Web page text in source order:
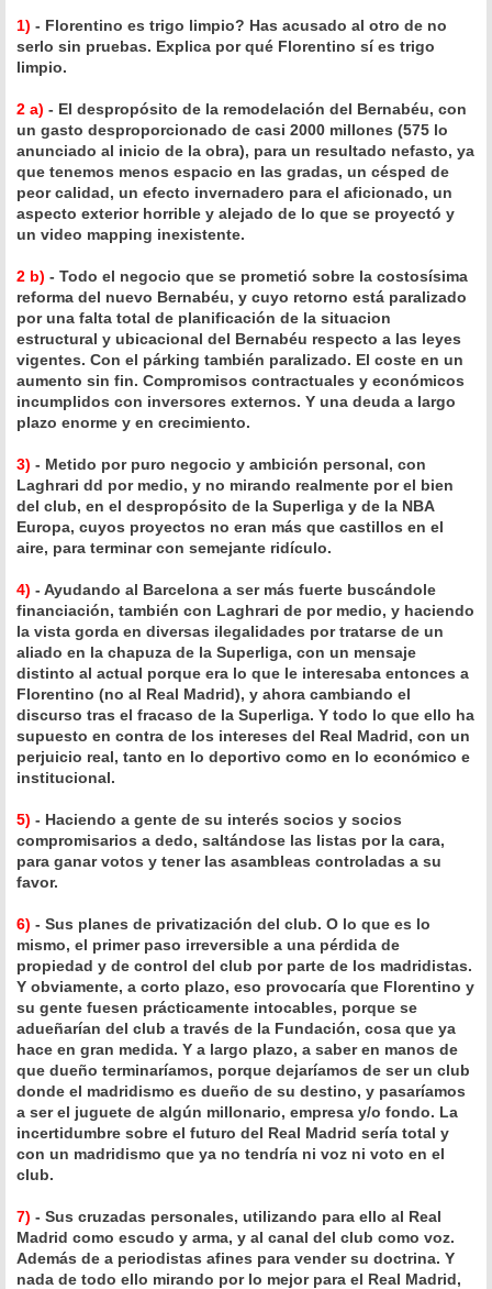
1) - Florentino es trigo limpio? Has acusado al otro de no
serlo sin pruebas. Explica por qué Florentino sí es trigo
limpio.
2 a) - El despropósito de la remodelación del Bernabéu, con
un gasto desproporcionado de casi 2000 millones (575 lo
anunciado al inicio de la obra), para un resultado nefasto, ya
que tenemos menos espacio en las gradas, un césped de
peor calidad, un efecto invernadero para el aficionado, un
aspecto exterior horrible y alejado de lo que se proyectó y
un video mapping inexistente.
2 b) - Todo el negocio que se prometió sobre la costosísima
reforma del nuevo Bernabéu, y cuyo retorno está paralizado
por una falta total de planificación de la situacion
estructural y ubicacional del Bernabéu respecto a las leyes
vigentes. Con el párking también paralizado. El coste en un
aumento sin fin. Compromisos contractuales y económicos
incumplidos con inversores externos. Y una deuda a largo
plazo enorme y en crecimiento.
3) - Metido por puro negocio y ambición personal, con
Laghrari dd por medio, y no mirando realmente por el bien
del club, en el despropósito de la Superliga y de la NBA
Europa, cuyos proyectos no eran más que castillos en el
aire, para terminar con semejante ridículo.
4) - Ayudando al Barcelona a ser más fuerte buscándole
financiación, también con Laghrari de por medio, y haciendo
la vista gorda en diversas ilegalidades por tratarse de un
aliado en la chapuza de la Superliga, con un mensaje
distinto al actual porque era lo que le interesaba entonces a
Florentino (no al Real Madrid), y ahora cambiando el
discurso tras el fracaso de la Superliga. Y todo lo que ello ha
supuesto en contra de los intereses del Real Madrid, con un
perjuicio real, tanto en lo deportivo como en lo económico e
institucional.
5) - Haciendo a gente de su interés socios y socios
compromisarios a dedo, saltándose las listas por la cara,
para ganar votos y tener las asambleas controladas a su
favor.
6) - Sus planes de privatización del club. O lo que es lo
mismo, el primer paso irreversible a una pérdida de
propiedad y de control del club por parte de los madridistas.
Y obviamente, a corto plazo, eso provocaría que Florentino y
su gente fuesen prácticamente intocables, porque se
adueñarían del club a través de la Fundación, cosa que ya
hace en gran medida. Y a largo plazo, a saber en manos de
que dueño terminaríamos, porque dejaríamos de ser un club
donde el madridismo es dueño de su destino, y pasaríamos
a ser el juguete de algún millonario, empresa y/o fondo. La
incertidumbre sobre el futuro del Real Madrid sería total y
con un madridismo que ya no tendría ni voz ni voto en el
club.
7) - Sus cruzadas personales, utilizando para ello al Real
Madrid como escudo y arma, y al canal del club como voz.
Además de a periodistas afines para vender su doctrina. Y
nada de todo ello mirando por lo mejor para el Real Madrid,